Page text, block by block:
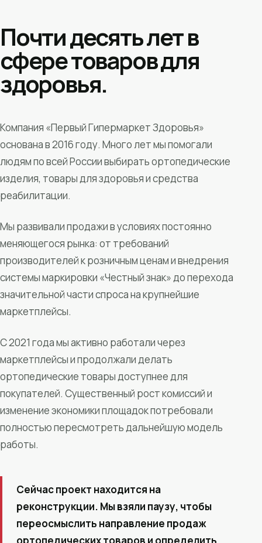
Почти десять лет в
сфере товаров для
здоровья.
Компания «Первый Гипермаркет Здоровья»
основана в 2016 году. Много лет мы помогали
людям по всей России выбирать ортопедические
изделия, товары для здоровья и средства
реабилитации.
Мы развивали продажи в условиях постоянно
меняющегося рынка: от требований
производителей к розничным ценам и внедрения
системы маркировки «Честный знак» до перехода
значительной части спроса на крупнейшие
маркетплейсы.
С 2021 года мы активно работали через
маркетплейсы и продолжали делать
ортопедические товары доступнее для
покупателей. Существенный рост комиссий и
изменение экономики площадок потребовали
полностью пересмотреть дальнейшую модель
работы.
Сейчас проект находится на
реконструкции. Мы взяли паузу, чтобы
переосмыслить направление продаж